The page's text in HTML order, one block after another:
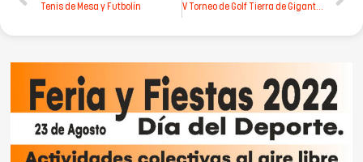
Tenis de Mesa y Futbolín V Torneo de Golf Tierra de Gigantes